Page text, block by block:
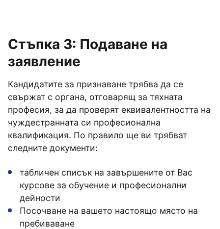
Стъпка 3: Подаване на
заявление
Кандидатите за признаване трябва да се
свържат с органа, отговарящ за тяхната
професия, за да проверят еквивалентността на
чуждестранната си професионална
квалификация. По правило ще ви трябват
следните документи:
табличен списък на завършените от Вас
курсове за обучение и професионални
дейности
Посочване на вашето настоящо място на
пребиваване